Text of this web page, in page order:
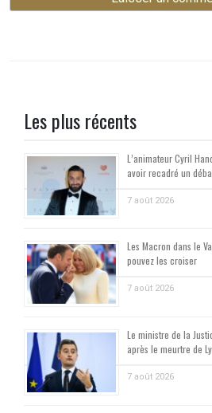
Les plus récents
L’animateur Cyril
avoir recadré un
7 août 2026
Les Macron dans le
pouvez les croiser
7 août 2026
Le ministre de la
après le meurtre de
7 août 2026